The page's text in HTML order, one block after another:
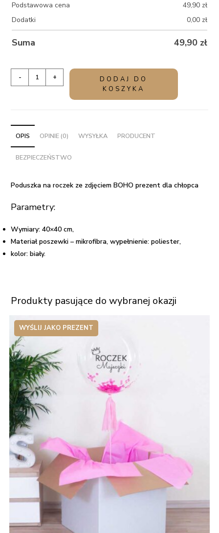
Podstawowa cena 49,90 zł
Dodatki
0,00 zł
Suma 49,90 zł
Poduszka
ze
zdjęciem
BOHO
prezent
chłopca
- +
DODAJ DO
KOSZYKA
OPIS OPINIE (0) WYSYŁKA PRODUCENT
BEZPIECZEŃSTWO
Poduszka na roczek ze zdjęciem BOHO prezent dla chłopca
Parametry:
Wymiary: 40×40 cm,
Materiał poszewki – mikrofibra, wypełnienie: poliester,
kolor: biały.
Produkty pasujące do wybranej okazji
WYŚLIJ JAKO PREZENT